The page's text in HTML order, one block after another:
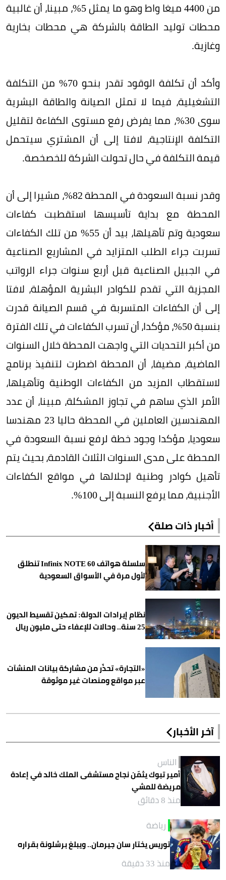
من 4400 ميغا واط وهو ما يمثل 5%، مبينا، أن غالبية
محطات توليد الطاقة بالشركة هي محطات بخارية
وغازية.
وأكد أن تكلفة الوقود تقدر بنحو 70% من التكلفة
التشغيلية، فيما لا تمثل الصيانة والطاقة البشرية
سوى 30%، مما يفرض رفع مستوى الكفاءة لتقليل
التكلفة الإنتاجية، لافتا إلى أن المشتري سيتحمل
قيمة التكلفة في حال تحولت الشركة للخصخصة.
وقدر نسبة السعودة في المحطة 82%، مشيرا إلى أن
المحطة مع بداية تأسيسها استقطبت كفاءات
سعودية وتم تأهيلها، بيد أن 55% من تلك الكفاءات
تسربت جراء الطلب المتزايد في المشاريع الصناعية
في الجبيل الصناعية قبل أربع سنوات جراء الرواتب
المجزية التي تقدم للكوادر البشرية المؤهلة، لافتا
إلى أن الكفاءات المتسربة في قسم الصيانة قدرت
بنسبة 50%، مؤكدا، أن تسرب الكفاءات في تلك الفترة
من أكبر التحديات التي واجهت المحطة خلال السنوات
الماضية، مضيفا، أن المحطة اضطرت لتنفيذ برنامج
لاستقطاب المزيد من الكفاءات الوطنية وتأهيلها،
الأمر الذي ساهم في تجاوز المشكلة، مبينا، أن عدد
المهندسين العاملين في المحطة حاليا 23 مهندسا
سعوديا، مؤكدا وجود خطة لرفع نسبة السعودة في
المحطة على مدى السنوات الثلاث القادمة، بحيث يتم
تأهيل كوادر وطنية لإحلالها في مواقع الكفاءات
الأجنبية، مما يرفع النسبة إلى 100%.
أخبار ذات صلة
سلسلة هواتف Infinix NOTE 60 تنطلق
لأول مرة في الأسواق السعودية
نظام إيرادات الدولة: تمكين تقسيط الديون
25 سنة.. وحالات للإعفاء حتى مليون ريال
«التجارة» تحذّر من مشاركة بيانات المنشآت
عبر مواقع ومنصات غير موثوقة
آخر الأخبار
الناس
أمير تبوك يثمّن نجاح مستشفى الملك خالد في إعادة
مريضة للمشي
منذ 8 دقائق
رياضة
توريس يختار سان جيرمان.. ويبلغ برشلونة بقراره
منذ 33 دقيقة